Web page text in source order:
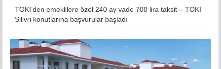
TOKİ’den emeklilere özel 240 ay vade 700 lira taksit – TOKİ
Silivri konutlarına başvurular başladı